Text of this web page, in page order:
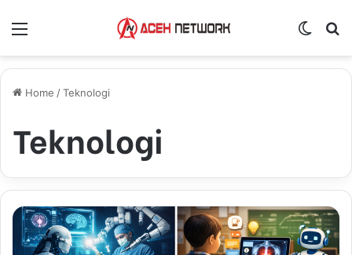
Home /Teknologi
Teknologi